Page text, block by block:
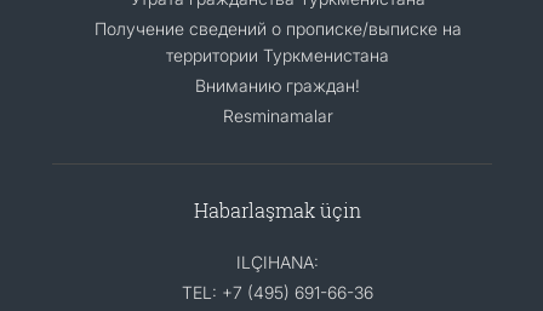
Получение сведений о прописке/выписке на
территории Туркменистана
Вниманию граждан!
Resminamalar
Habarlaşmak üçin
ILÇIHANA:
TEL: +7 (495) 691-66-36